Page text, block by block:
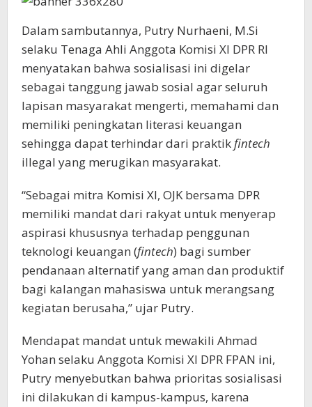
Dalam sambutannya, Putry Nurhaeni, M.Si
selaku Tenaga Ahli Anggota Komisi XI DPR RI
menyatakan bahwa sosialisasi ini digelar
sebagai tanggung jawab sosial agar seluruh
lapisan masyarakat mengerti, memahami dan
memiliki peningkatan literasi keuangan
sehingga dapat terhindar dari praktikfintech
illegal yang merugikan masyarakat.
“Sebagai mitra Komisi XI, OJK bersama DPR
memiliki mandat dari rakyat untuk menyerap
aspirasi khususnya terhadap penggunan
teknologi keuangan (fintech) bagi sumber
pendanaan alternatif yang aman dan produktif
bagi kalangan mahasiswa untuk merangsang
kegiatan berusaha,” ujar Putry.
Mendapat mandat untuk mewakili Ahmad
Yohan selaku Anggota Komisi XI DPR FPAN ini,
Putry menyebutkan bahwa prioritas sosialisasi
ini dilakukan di kampus-kampus, karena